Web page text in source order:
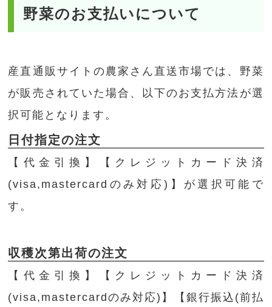
野菜のお支払いについて
産直通販サイトの農家さん直送市場では、野菜
が販売されていた場合、以下のお支払方法が選
択可能となります。
日付指定の注文
【代金引換】【クレジットカード決済
(visa,mastercardのみ対応)】が選択可能で
す。
収穫次第出荷の注文
【代金引換】【クレジットカード決済
(visa,mastercardのみ対応)】【銀行振込(前払